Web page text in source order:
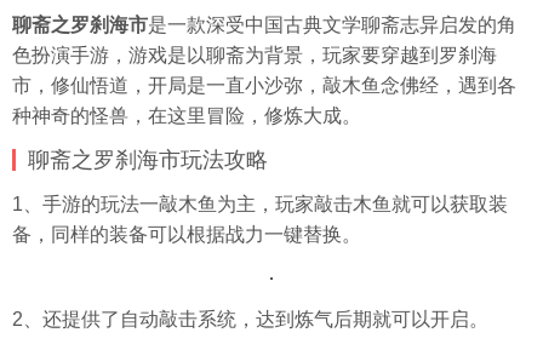
聊斋之罗刹海市是一款深受中国古典文学聊斋志异启发的角
色扮演手游，游戏是以聊斋为背景，玩家要穿越到罗刹海
市，修仙悟道，开局是一直小沙弥，敲木鱼念佛经，遇到各
种神奇的怪兽，在这里冒险，修炼大成。
聊斋之罗刹海市玩法攻略
1、手游的玩法一敲木鱼为主，玩家敲击木鱼就可以获取装
备，同样的装备可以根据战力一键替换。
2、还提供了自动敲击系统，达到炼气后期就可以开启。